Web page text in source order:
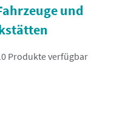
und
Produkte verfügbar